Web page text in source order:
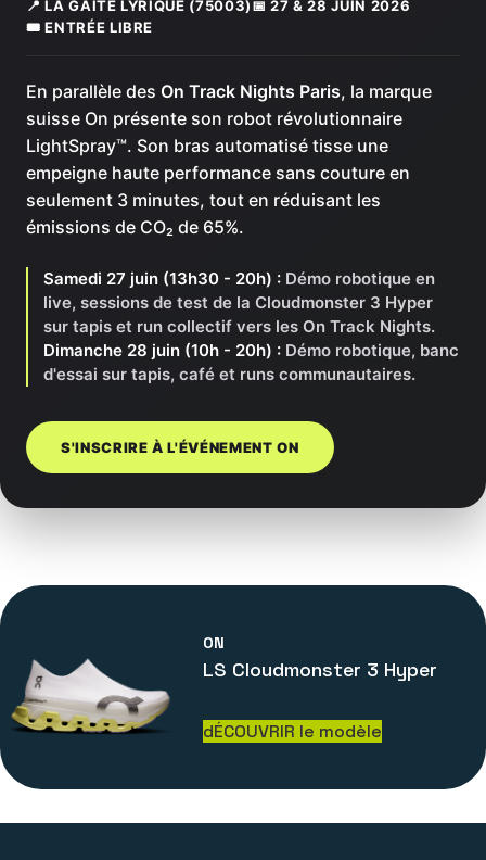
📍 LA GAÎTÉ LYRIQUE (75003)📅 27 & 28 JUIN 2026
🎟️ ENTRÉE LIBRE
En parallèle des On Track Nights Paris, la marque
suisse On présente son robot révolutionnaire
LightSpray™. Son bras automatisé tisse une
empeigne haute performance sans couture en
seulement 3 minutes, tout en réduisant les
émissions de CO₂ de 65%.
Samedi 27 juin (13h30 - 20h) : Démo robotique en
live, sessions de test de la Cloudmonster 3 Hyper
sur tapis et run collectif vers les On Track Nights.
Dimanche 28 juin (10h - 20h) : Démo robotique, banc
d'essai sur tapis, café et runs communautaires.
S'INSCRIRE À L'ÉVÉNEMENT ON
ON
LS Cloudmonster 3 Hyper
dÉCOUVRIR le modèle